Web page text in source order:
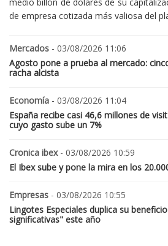
medio billón de dólares de su
de empresa cotizada más valiosa del
Mercados - 03/08/2026 11:06
Agosto pone a prueba al mercado:
racha alcista
Economía - 03/08/2026 11:04
España recibe casi 46,6 millones de
cuyo gasto sube un 7%
Cronica ibex- 03/08/2026 10:59
El Ibex sube y pone la mira en los
Empresas - 03/08/2026 10:55
Lingotes Especiales duplica su
significativas" este año